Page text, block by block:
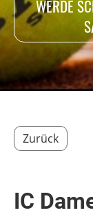
WERDE
Zurück
IC